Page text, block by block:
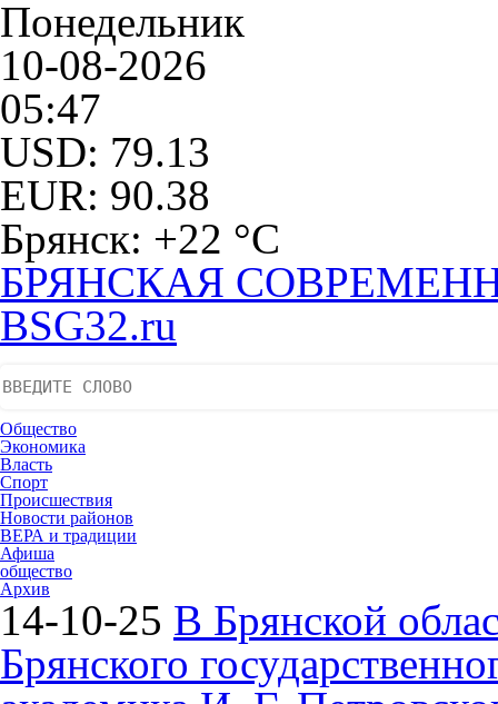
Понедельник
10-08-2026
05:47
USD: 79.13
EUR: 90.38
Брянск: +22 °С
БРЯНСКАЯ
BSG32.ru
Общество
Экономика
Власть
Спорт
Происшествия
Новости районов
ВЕРА и традиции
Афиша
общество
Архив
14-10-25 В Брянской
Брянского